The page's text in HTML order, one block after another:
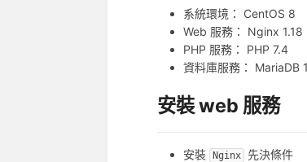
系統環境： CentOS 8
Web 服務： Nginx 1.18
PHP 服務： PHP 7.4
資料庫服務： MariaDB
安裝 web 服務
安裝 Nginx 先決條件